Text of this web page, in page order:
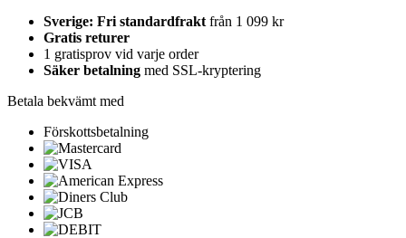
Sverige: Fri standardfrakt från 1 099 kr
Gratis returer
1 gratisprov vid varje order
Säker betalning med SSL-kryptering
Betala bekvämt med
Förskottsbetalning